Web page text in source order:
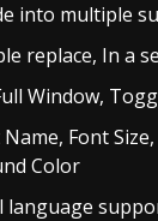
into multiple
replace, In a
Window,
Font
Color
language